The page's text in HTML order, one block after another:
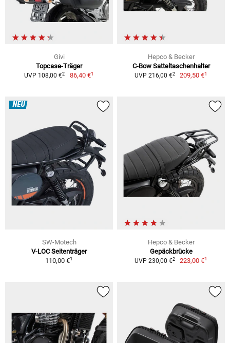
Givi
Topcase-Träger
UVP 108,00 €2 86,40 €1
Hepco & Becker
C-Bow Satteltaschenhalter
UVP 216,00 €2 209,50 €1
NEU
SW-Motech
V-LOC Seitenträger
110,00 €1
Hepco & Becker
Gepäckbrücke
UVP 230,00 €2 223,00 €1